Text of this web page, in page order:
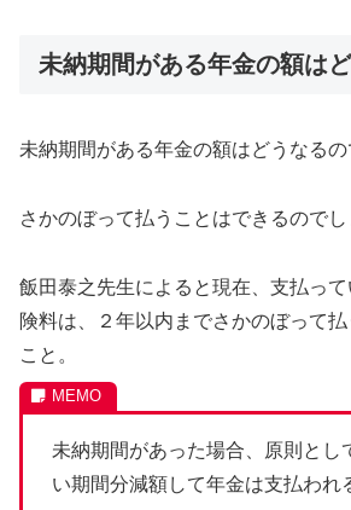
未納期間がある年金の額は
未納期間がある年金の額はどうなるの
さかのぼって払うことはできるのでし
飯田泰之先生によると現在、支払っ
険料は、２年以内までさかのぼって
こと。
未納期間があった場合、原則とし
い期間分減額して年金は支払われ